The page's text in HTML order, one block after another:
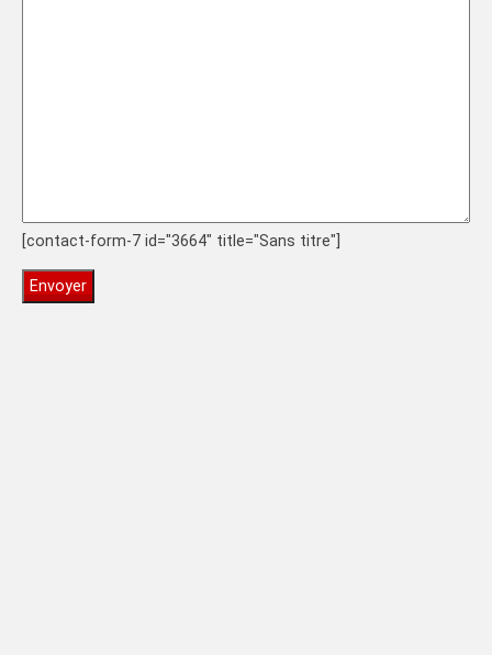
[contact-form-7 id="3664" title="Sans titre"]